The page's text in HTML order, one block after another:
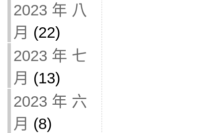
2023 年 八
月 (22)
2023 年 七
月 (13)
2023 年 六
月 (8)